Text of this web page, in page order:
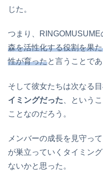
じた。
つまり、
森を活性化する役割を果
性が育ったと言うことであ
そして彼女たちは次なる目
イミングだった 、という
ことなのだろう。
メンバーの成長を見守っ
が巣立っていくタイミン
ないかと思った。